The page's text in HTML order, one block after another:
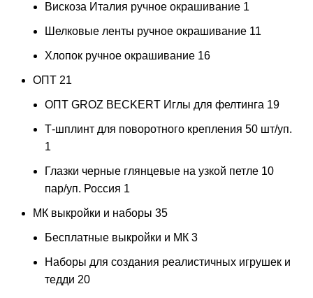
Вискоза Италия ручное окрашивание 1
Шелковые ленты ручное окрашивание 11
Хлопок ручное окрашивание 16
ОПТ 21
ОПТ GROZ BECKERT Иглы для фелтинга 19
Т-шплинт для поворотного крепления 50 шт/уп.
1
Глазки черные глянцевые на узкой петле 10
пар/уп. Россия 1
МК выкройки и наборы 35
Бесплатные выкройки и МК 3
Наборы для создания реалистичных игрушек и
тедди 20